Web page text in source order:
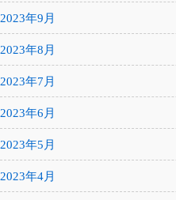
2023年9月
2023年8月
2023年7月
2023年6月
2023年5月
2023年4月